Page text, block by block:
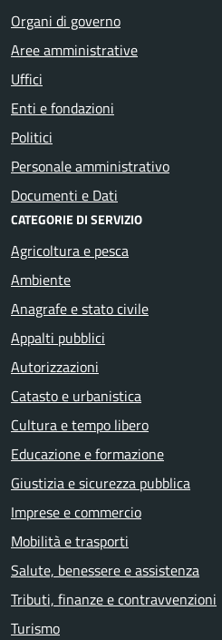
Organi di governo
Aree amministrative
Uffici
Enti e fondazioni
Politici
Personale amministrativo
Documenti e Dati
CATEGORIE DI SERVIZIO
Agricoltura e pesca
Ambiente
Anagrafe e stato civile
Appalti pubblici
Autorizzazioni
Catasto e urbanistica
Cultura e tempo libero
Educazione e formazione
Giustizia e sicurezza pubblica
Imprese e commercio
Mobilità e trasporti
Salute, benessere e assistenza
Tributi, finanze e contravvenzioni
Turismo